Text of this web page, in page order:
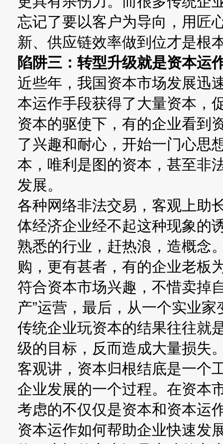
忘记了要以客户为导向，用匠
新、供应链效率做到位才是根
陷阱三：转型升级就是资本运
近些年，我国资本市场发展迅
本运作手段获得了大量资本，
资本的驱使下，有的企业看到
了兴趣和耐心，开始一门心思
本，唯利是图的资本，甚至非
发展。
各种网络非法交易，客观上助
体经济企业经不起这种现象的
熟悉的行业，赶热浪，造概念
购，更有甚者，有的企业老板
符合资本市场兴趣，不惜卖掉
产”运营，最后，从一个实业
传统企业玩资本的结果往往就
级的目标，反而造成大量损失
客观讲，资本归根结底是一个
企业发展的一个过程。在资本
考虑的不仅仅是资本和资本运
资本运作如何帮助企业快速发